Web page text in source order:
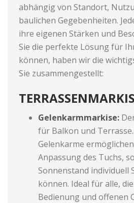
abhängig von Standort,
baulichen Gegebenheiten.
ihre eigenen Stärken und
Sie die perfekte Lösung für
können, haben wir die
Sie zusammengestellt:
Gelenkarmmarkise:
für Balkon und
Gelenkarme
Anpassung des Tuchs,
Sonnenstand individuell
können. Ideal für alle,
Bedienung und offenen